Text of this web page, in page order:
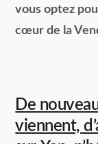
vous optez
cœur de la
De
viennent,